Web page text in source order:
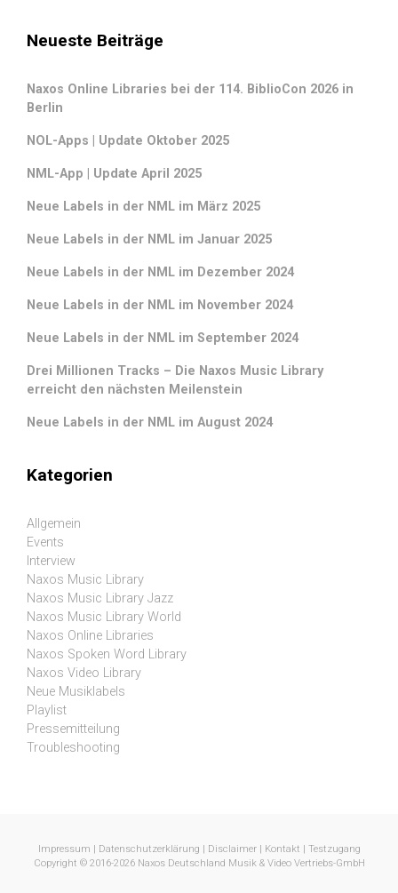
Neueste Beiträge
Naxos Online Libraries bei der 114. BiblioCon 2026 in
Berlin
NOL-Apps | Update Oktober 2025
NML-App | Update April 2025
Neue Labels in der NML im März 2025
Neue Labels in der NML im Januar 2025
Neue Labels in der NML im Dezember 2024
Neue Labels in der NML im November 2024
Neue Labels in der NML im September 2024
Drei Millionen Tracks – Die Naxos Music Library
erreicht den nächsten Meilenstein
Neue Labels in der NML im August 2024
Kategorien
Allgemein
Events
Interview
Naxos Music Library
Naxos Music Library Jazz
Naxos Music Library World
Naxos Online Libraries
Naxos Spoken Word Library
Naxos Video Library
Neue Musiklabels
Playlist
Pressemitteilung
Troubleshooting
Impressum Datenschutzerklärung Disclaimer| Kontakt
Testzugang
Copyright © 2016-2026 Naxos Deutschland Musik & Video Vertriebs-GmbH